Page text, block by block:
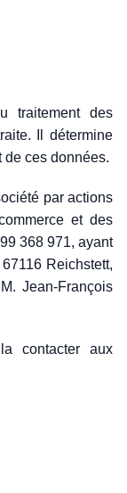
traitement des
Il détermine
de ces données.
par actions
et des
368 971, ayant
Reichstett,
Jean-François
contacter aux